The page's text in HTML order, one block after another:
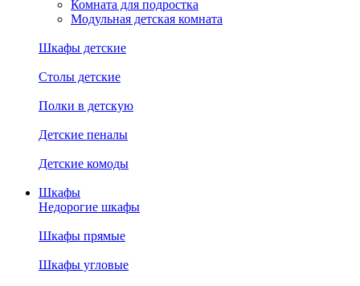
Комната для подростка
Модульная детская комната
Шкафы детские
Столы детские
Полки в детскую
Детские пеналы
Детские комоды
Шкафы
Недорогие шкафы
Шкафы прямые
Шкафы угловые